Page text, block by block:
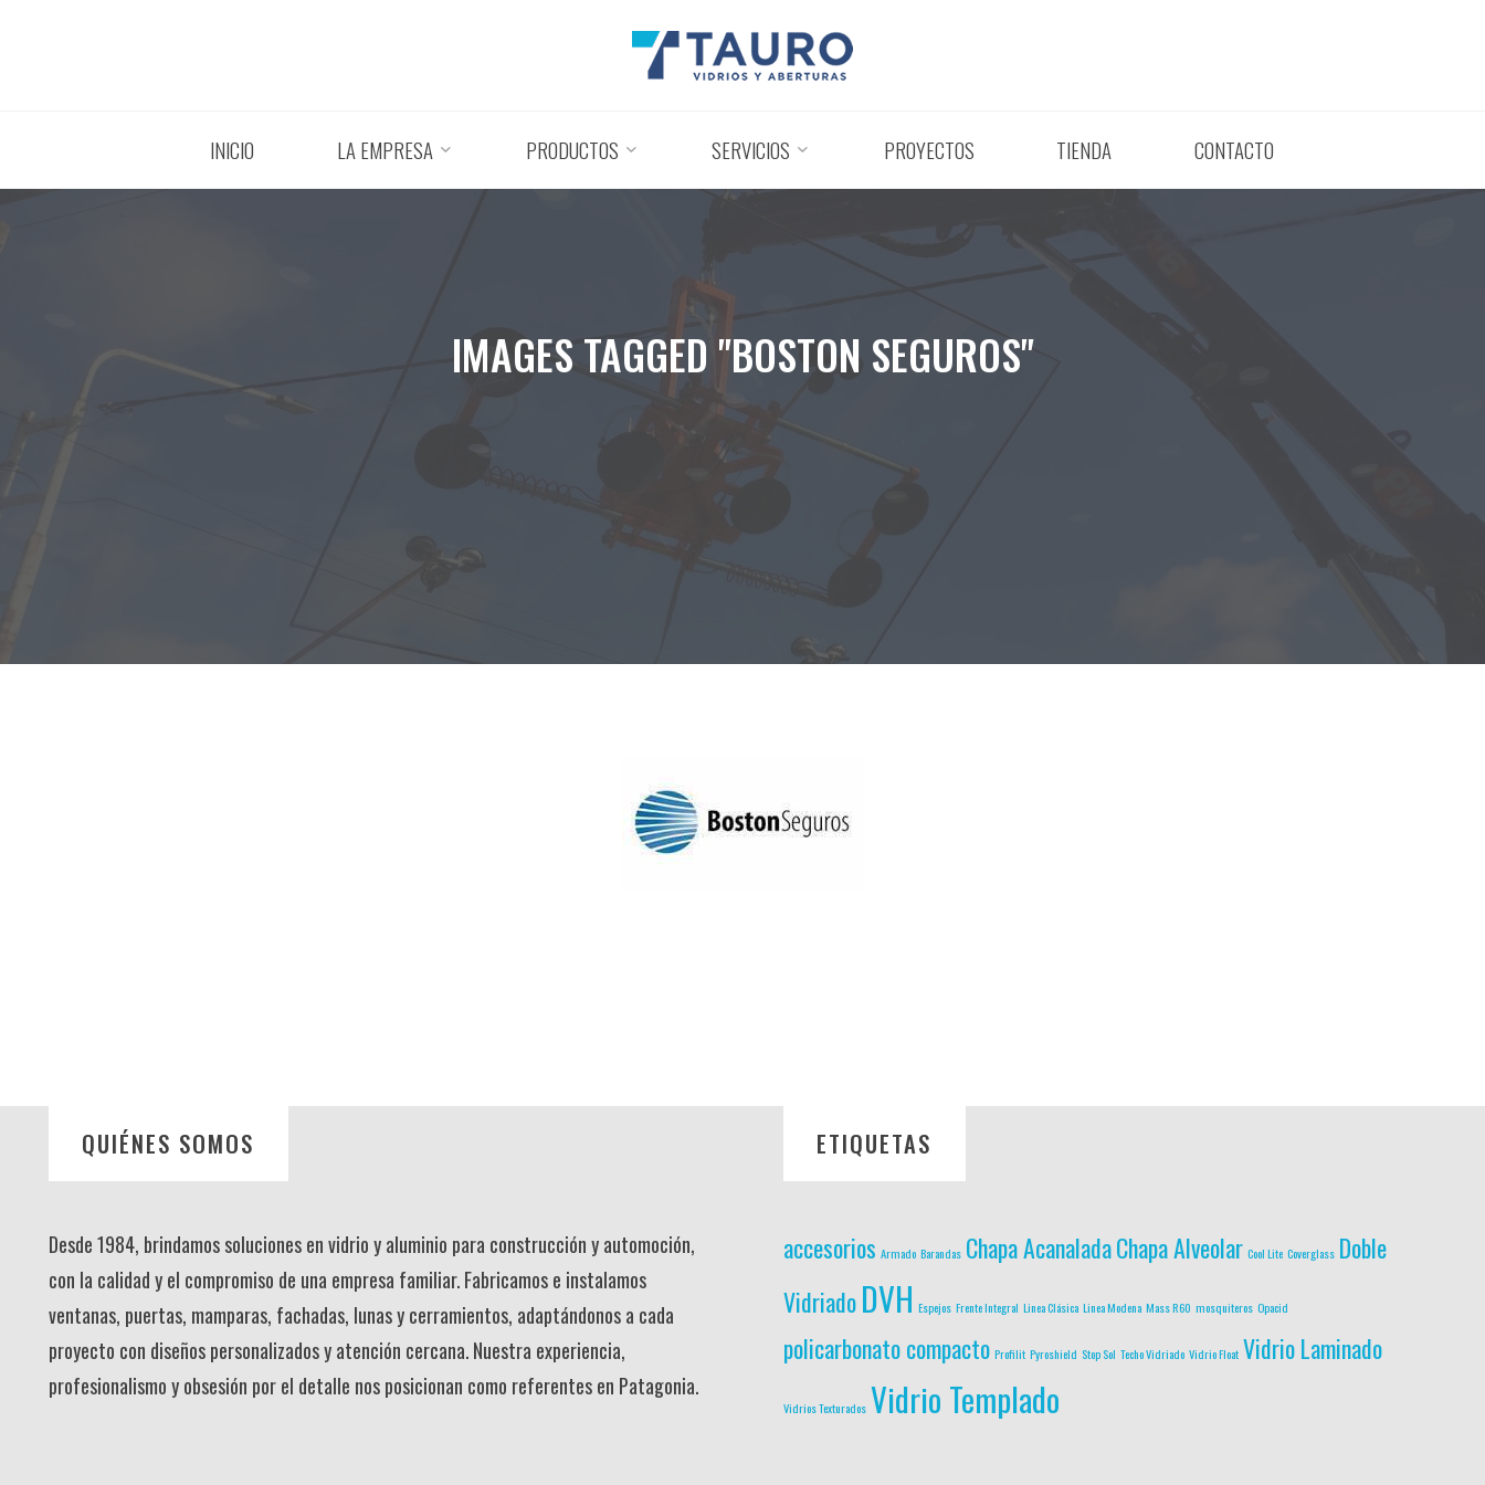
INICIO LA EMPRESA PRODUCTOS SERVICIOS PROYECTOS TIENDA CONTACTO
IMAGES TAGGED "BOSTON SEGUROS"
QUIÉNES SOMOS
Desde 1984, brindamos soluciones en vidrio y aluminio para construcción y automoción,
con la calidad y el compromiso de una empresa familiar. Fabricamos e instalamos
ventanas, puertas, mamparas, fachadas, lunas y cerramientos, adaptándonos a cada
proyecto con diseños personalizados y atención cercana. Nuestra experiencia,
profesionalismo y obsesión por el detalle nos posicionan como referentes en Patagonia.
ETIQUETAS
accesorios Armado Barandas Chapa AcanaladaChapa Alveolar Cool Lite Coverglass Doble
VidriadoDVH Espejos Frente Integral Linea Clásica Linea Modena Mass R60 mosquiteros Opacid
policarbonato compacto Profilit Pyroshield Stop Sol Techo Vidriado Vidrio Float Vidrio Laminado
Vidrios Texturados Vidrio Templado